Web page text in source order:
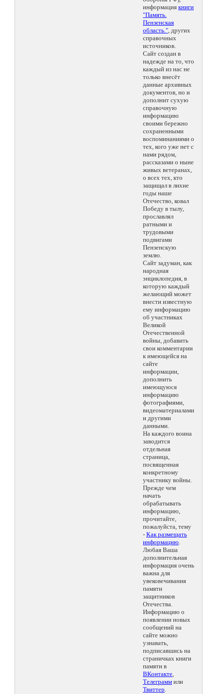
информация книги
"Память.
Пензенская
область.", других
справочных
источников.
Сайт создан в
надежде на то, что
каждый из нас не
только внесёт
данные архивных
документов, но и
дополнит сухую
справочную
информацию
своими бережно
сохраненными
воспоминаниями о
тех, кого уже нет с
нами рядом,
рассказами о ныне
живых ветеранах,
о всех тех, кто
защищал в лихие
годы наше
Отечество, ковал
Победу в тылу,
прославлял
ратными и
трудовыми
подвигами
Пензенскую
землю.
Сайт задуман, как
народная
энциклопедия, в
которую каждый
желающий может
внести известную
ему информацию
об участниках
Великой
Отечественной
войны, добавить
свои комментарии
к имеющейся на
сайте
информации,
дополнить
имеющуюся
информацию
фотографиями,
видеоматериалами
и другими
данными.
На каждого воина
заводится
отдельная
страница,
посвященная
конкретному
участнику войны.
Прежде чем
начать
обрабатывать
информацию,
прочитайте,
пожалуйста, тему
- Как размещать
информацию.
Любая Ваша
дополнительная
информация очень
важна для
увековечивания
памяти
защитников
Отечества.
Информацию о
появлении новых
сообщений на
сайте можно
узнавать,
подписавшись на
страничках книги
памяти в
ВКонтакте,
Телеграмм или
Твиттер.